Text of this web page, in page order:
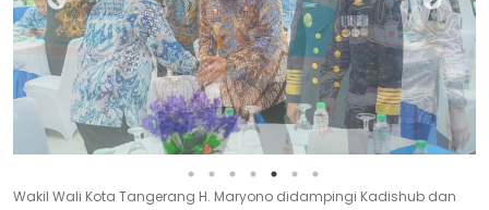
Wakil Wali Kota Tangerang H. Maryono bersama perwakilan daerah